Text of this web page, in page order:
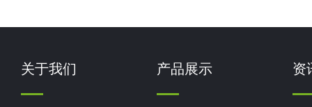
关于我们 产品展示 资